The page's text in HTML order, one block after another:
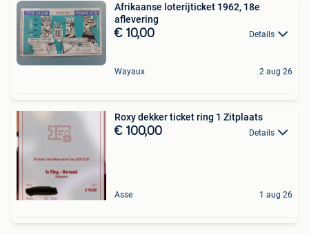
Afrikaanse loterijticket 1962, 18e
aflevering
€ 10,00 Details
Wayaux 2 aug 26
Roxy dekker ticket ring 1 Zitplaats
€ 100,00 Details
Asse 1 aug 26